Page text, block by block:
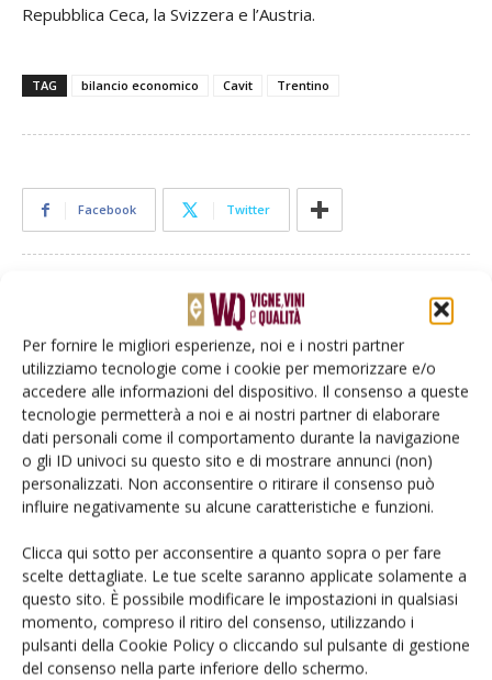
Per fornire le migliori esperienze, noi e i nostri partner
utilizziamo tecnologie come i cookie per memorizzare e/o
accedere alle informazioni del dispositivo. Il consenso a queste
tecnologie permetterà a noi e ai nostri partner di elaborare
dati personali come il comportamento durante la navigazione
o gli ID univoci su questo sito e di mostrare annunci (non)
personalizzati. Non acconsentire o ritirare il consenso può
influire negativamente su alcune caratteristiche e funzioni.
Clicca qui sotto per acconsentire a quanto sopra o per fare
scelte dettagliate. Le tue scelte saranno applicate solamente a
questo sito. È possibile modificare le impostazioni in qualsiasi
momento, compreso il ritiro del consenso, utilizzando i
pulsanti della Cookie Policy o cliccando sul pulsante di gestione
del consenso nella parte inferiore dello schermo.
Repubblica Ceca, la Svizzera e l’Austria.
TAG bilancio economico Cavit Trentino
Facebook Twitter
Cavit, 75 anni di qualità dal Trentino al
mondo grazie al modello cooperativo
contenuto sponsorizzato
Gli ingredienti del successo del
comparto vitivinicolo trentino
Alessandro Marzadro entra nel board
del Consorzio Nazionale Grappa in
rappresentanza del Trentino